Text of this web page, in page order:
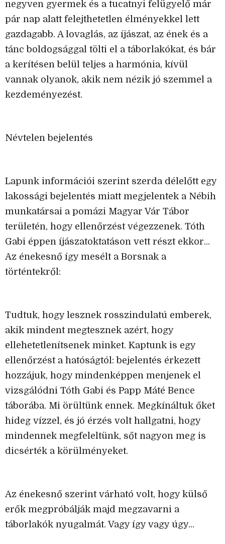
negyven gyermek és a tucatnyi felügyelő már
pár nap alatt felejthetetlen élményekkel lett
gazdagabb. A lovaglás, az íjászat, az ének és a
tánc boldogsággal tölti el a táborlakókat, és bár
a kerítésen belül teljes a harmónia, kívül
vannak olyanok, akik nem nézik jó szemmel a
kezdeményezést.
Névtelen bejelentés
Lapunk információi szerint szerda délelőtt egy
lakossági bejelentés miatt megjelentek a Nébih
munkatársai a pomázi Magyar Vár Tábor
területén, hogy ellenőrzést végezzenek. Tóth
Gabi éppen íjászatoktatáson vett részt ekkor...
Az énekesnő így mesélt a Borsnak a
történtekről:
Tudtuk, hogy lesznek rosszindulatú emberek,
akik mindent megtesznek azért, hogy
ellehetetlenítsenek minket. Kaptunk is egy
ellenőrzést a hatóságtól: bejelentés érkezett
hozzájuk, hogy mindenképpen menjenek el
vizsgálódni Tóth Gabi és Papp Máté Bence
táborába. Mi örültünk ennek. Megkínáltuk őket
hideg vízzel, és jó érzés volt hallgatni, hogy
mindennek megfeleltünk, sőt nagyon meg is
dicsérték a körülményeket.
Az énekesnő szerint várható volt, hogy külső
erők megpróbálják majd megzavarni a
táborlakók nyugalmát. Vagy így vagy úgy...